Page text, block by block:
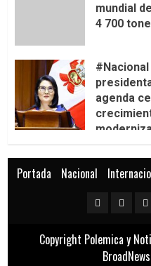
mundial
4 700
#Nacional
agenda
Portada Nacional
Portada
Copyright Polemica y
BroadNews